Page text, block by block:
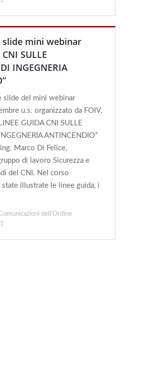
slide mini webinar
SULLE
INGEGNERIA
slide del mini webinar
u.s. organizzato da FOIV,
GUIDA CNI SULLE
ANTINCENDIO”
Marco Di Felice,
di lavoro Sicurezza e
del CNI. Nel corso
illustrate le linee guida, i
dell'Ordine